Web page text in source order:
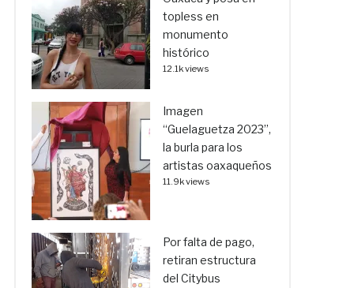
topless en
monumento
histórico
12.1k views
Imagen
“Guelaguetza 2023”,
la burla para los
artistas oaxaqueños
11.9k views
Por falta de pago,
retiran estructura
del Citybus